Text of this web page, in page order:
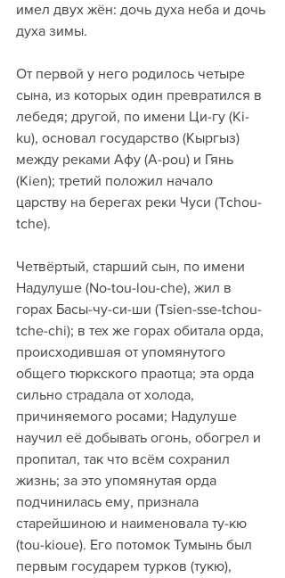
имел двух жён: дочь духа неба и дочь
духа зимы.
От первой у него родилось четыре
сына, из которых один превратился в
лебедя; другой, по имени Ци-гу (Ki-
ku), основал государство (Кыргыз)
между реками Афу (А-pou) и Гянь
(Kien); третий положил начало
царству на берегах реки Чуси (Tchou-
tche).
Четвёртый, старший сын, по имени
Надулуше (No-tou-lou-che), жил в
горах Басы-чу-си-ши (Tsien-sse-tchou-
tche-chi); в тех же горах обитала орда,
происходившая от упомянутого
общего тюркского праотца; эта орда
сильно страдала от холода,
причиняемого росами; Надулуше
научил её добывать огонь, обогрел и
пропитал, так что всём сохранил
жизнь; за это упомянутая орда
подчинилась ему, признала
старейшиною и наименовала ту-кю
(tou-kioue). Его потомок Тумынь был
первым государем турков (тукю),